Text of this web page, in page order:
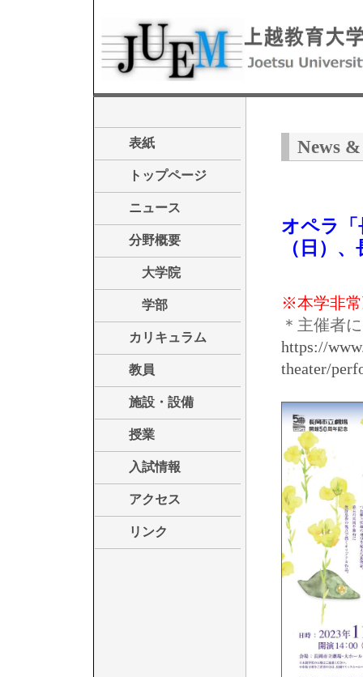
表紙
トップページ
ニュース
分野概要
大学院
学部
カリキュラム
教員
施設・設備
授業
入試情報
アクセス
リンク
News
オペラ「
（日）
※本学非常
＊主催者
https://
theater/